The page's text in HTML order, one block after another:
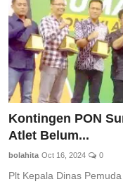
Kontingen PON
Atlet Belum...
bolahita Oct 16, 2024 0
Plt Kepala Dinas